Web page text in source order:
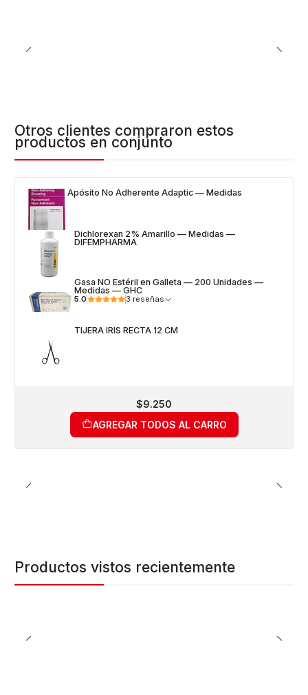
Otros clientes compraron estos
productos en conjunto
Apósito No Adherente Adaptic — Medidas
Dichlorexan 2% Amarillo — Medidas —
DIFEMPHARMA
Gasa NO Estéril en Galleta — 200 Unidades —
Medidas — GHC
5.0 3 reseñas
TIJERA IRIS RECTA 12 CM
$9.250
AGREGAR TODOS AL CARRO
Productos vistos recientemente